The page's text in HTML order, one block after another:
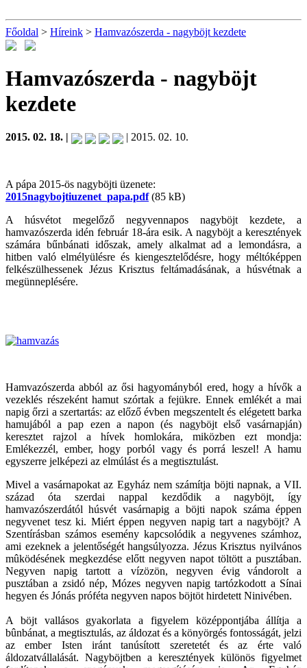
Főoldal > Híreink > Hamvazószerda - nagyböjt kezdete
Hamvazószerda - nagyböjt
kezdete
2015. 02. 18. | | 2015. 02. 10.
A pápa 2015-ös nagyböjti üzenete:
2015nagybojtiuzenet_papa.pdf(85 kB)
A húsvétot megelőző negyvennapos nagyböjt kezdete, a
hamvazószerda idén február 18-ára esik. A nagyböjt a keresztények
számára bűnbánati időszak, amely alkalmat ad a lemondásra, a
hitben való elmélyülésre és kiengesztelődésre, hogy méltóképpen
felkészülhessenek Jézus Krisztus feltámadásának, a húsvétnak a
megünneplésére.
Hamvazószerda abból az ősi hagyományból ered, hogy a hívők a
vezeklés részeként hamut szórtak a fejükre. Ennek emlékét a mai
napig őrzi a szertartás: az előző évben megszentelt és elégetett barka
hamujából a pap ezen a napon (és nagyböjt első vasárnapján)
keresztet rajzol a hívek homlokára, miközben ezt mondja:
Emlékezzél, ember, hogy porból vagy és porrá leszel! A hamu
egyszerre jelképezi az elmúlást és a megtisztulást.
Mivel a vasárnapokat az Egyház nem számítja böjti napnak, a VII.
század óta szerdai nappal kezdődik a nagyböjt, így
hamvazószerdától húsvét vasárnapig a böjti napok száma éppen
negyvenet tesz ki. Miért éppen negyven napig tart a nagyböjt? A
Szentírásban számos esemény kapcsolódik a negyvenes számhoz,
ami ezeknek a jelentőségét hangsúlyozza. Jézus Krisztus nyilvános
mûködésének megkezdése előtt negyven napot töltött a pusztában.
Negyven napig tartott a vízözön, negyven évig vándorolt a
pusztában a zsidó nép, Mózes negyven napig tartózkodott a Sínai
hegyen és Jónás próféta negyven napos böjtöt hirdetett Ninivében.
A böjt vallásos gyakorlata a figyelem középpontjába állítja a
bûnbánat, a megtisztulás, az áldozat és a könyörgés fontosságát, jelzi
az ember Isten iránt tanúsított szeretetét és az érte való
áldozatvállalását. Nagyböjtben a keresztények különös figyelmet